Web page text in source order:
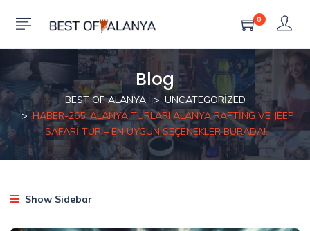
0
Blog
BEST OF ALANYA
UNCATEGORIZED
HABER-265: ALANYA TURLARI ALANYA RAFTING VE JEEP
SAFARI TUR – EN UYGUN SEÇENEKLER BURADA!
Show Sidebar